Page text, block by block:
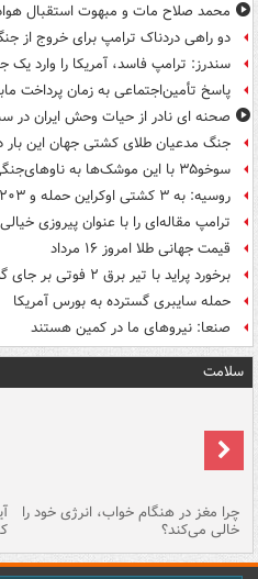
محمد صلاح مات و مبهوت استقبال
دو راهی دردناک ترامپ برای خروج از
سندرز: ترامپ فاسد، آمریکا را وارد
پاسخ تأمین‌اجتماعی به زمان پرداخت
صحنه ای نادر از حیات وحش ایران در
جنگ مدعیان طلای کشتی جهان این بار
سوخو۳۵ با این موشک‌ها به ناوهای‌جنگی حمله می‌کند
روسیه: به ۳ کشتی اوکراین حمله و ۲۰۳ پهپاد را سرنگون کردیم
ترامپ مقاله‌ای را با عنوان پیروزی
قیمت جهانی طلا امروز ۱۶ مرداد
برخورد پراید با تیر برق ۲ فوتی بر جای گذاشت
حمله سایبری گسترده به بورس آمریکا
صنعا: نیروهای ما در کمین‌ هستند
سلامت
چرا مغز در هنگام خواب، انرژی خود را
خالی می‌کند؟